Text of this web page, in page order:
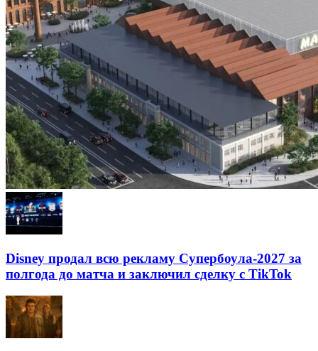
Disney продал всю рекламу Супербоула-2027 за
полгода до матча и заключил сделку с TikTok